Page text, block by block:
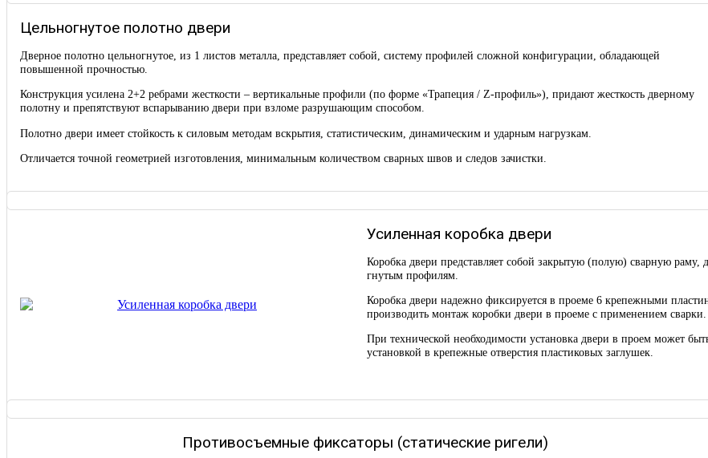
Цельногнутое полотно двери
Дверное полотно цельногнутое, из 1 листов металла, представляет собой, систему профилей сложной конфигурации, обладающей
повышенной прочностью.
Конструкция усилена 2+2 ребрами жесткости – вертикальные профили (по форме «Трапеция / Z-профиль»), придают жесткость дверному
полотну и препятствуют вспарыванию двери при взломе разрушающим способом.
Полотно двери имеет стойкость к силовым методам вскрытия, статистическим, динамическим и ударным нагрузкам.
Отличается точной геометрией изготовления, минимальным количеством сварных швов и следов зачистки.
Усиленная коробка двери
Коробка двери представляет собой закрытую (полую) сварную раму,
гнутым профилям.
Коробка двери надежно фиксируется в проеме 6 крепежными
производить монтаж коробки двери в проеме с применением сварки.
При технической необходимости установка двери в проем может
установкой в крепежные отверстия пластиковых заглушек.
Противосъемные фиксаторы (статические ригели)